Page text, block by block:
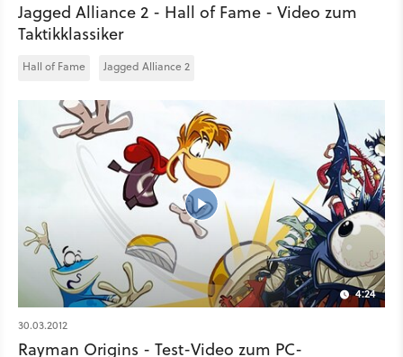
Jagged Alliance 2 - Hall of Fame - Video zum
Taktikklassiker
Hall of Fame Jagged Alliance 2
4:24
30.03.2012
Rayman Origins - Test-Video zum PC-